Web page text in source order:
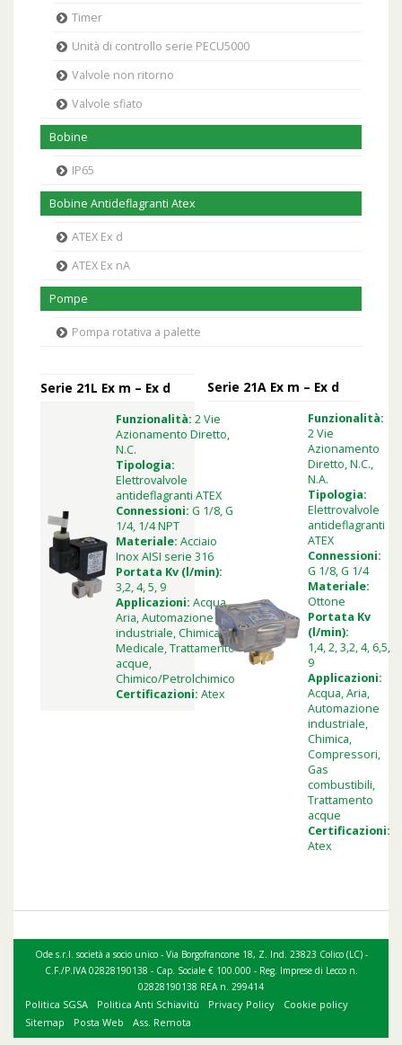
Timer
Unità di controllo serie PECU5000
Valvole non ritorno
Valvole sfiato
Bobine
IP65
Bobine Antideflagranti Atex
ATEX Ex d
ATEX Ex nA
Pompe
Pompa rotativa a palette
Serie 21L Ex m – Ex d
Funzionalità: 2 Vie
Azionamento Diretto,
N.C.
Tipologia:
Elettrovalvole
antideflagranti ATEX
Connessioni: G 1/8, G
1/4, 1/4 NPT
Materiale: Acciaio
Inox AISI serie 316
Portata Kv (l/min):
3,2, 4, 5, 9
Applicazioni: Acqua,
Aria, Automazione
industriale, Chimica,
Medicale, Trattamento
acque,
Chimico/Petrolchimico
Certificazioni: Atex
Serie 21A Ex m – Ex d
Funzionalità:
2 Vie
Azionamento
Diretto, N.C.,
N.A.
Tipologia:
Elettrovalvole
antideflagranti
ATEX
Connessioni:
G 1/8, G 1/4
Materiale:
Ottone
Portata Kv
(l/min):
1,4, 2, 3,2, 4, 6,5,
9
Applicazioni:
Acqua, Aria,
Automazione
industriale,
Chimica,
Compressori,
Gas
combustibili,
Trattamento
acque
Certificazioni:
Atex
Ode s.r.l. società a socio unico - Via Borgofrancone 18, Z. Ind. 23823 Colico (LC) -
C.F./P.IVA 02828190138 - Cap. Sociale € 100.000 - Reg. Imprese di Lecco n.
02828190138 REA n. 299414
Politica SGSA Politica Anti Schiavitù Privacy Policy
Cookie policy
Sitemap
Posta Web Ass. Remota